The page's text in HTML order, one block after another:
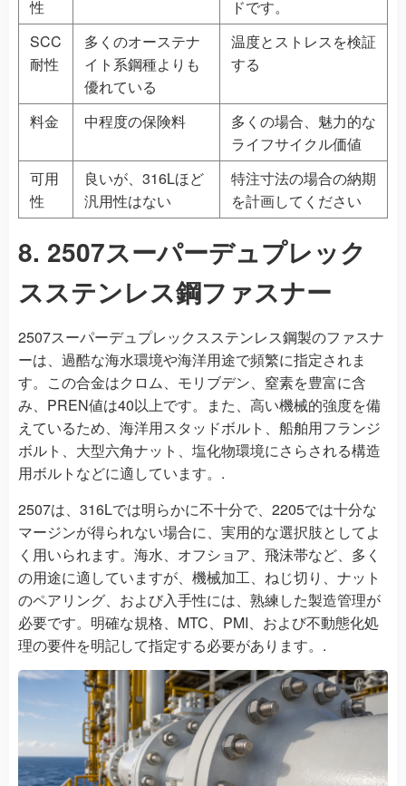
性
ドです。
SCC
耐性
多くのオーステナ
イト系鋼種よりも
優れている
温度とストレスを検証
する
料金 中程度の保険料
多くの場合、魅力的な
ライフサイクル価値
可用
性
良いが、316Lほど
汎用性はない
特注寸法の場合の納期
を計画してください
8. 2507スーパーデュプレック
スステンレス鋼ファスナー
2507スーパーデュプレックスステンレス鋼製のファスナ
ーは、過酷な海水環境や海洋用途で頻繁に指定されま
す。この合金はクロム、モリブデン、窒素を豊富に含
み、PREN値は40以上です。また、高い機械的強度を備
えているため、海洋用スタッドボルト、船舶用フランジ
ボルト、大型六角ナット、塩化物環境にさらされる構造
用ボルトなどに適しています。.
2507は、316Lでは明らかに不十分で、2205では十分な
マージンが得られない場合に、実用的な選択肢としてよ
く用いられます。海水、オフショア、飛沫帯など、多く
の用途に適していますが、機械加工、ねじ切り、ナット
のペアリング、および入手性には、熟練した製造管理が
必要です。明確な規格、MTC、PMI、および不動態化処
理の要件を明記して指定する必要があります。.